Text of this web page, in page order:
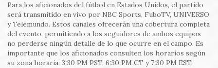
Para los aficionados del fútbol en Estados Unidos, el partido
será transmitido en vivo por NBC Sports, FuboTV, UNIVERSO
y Telemundo. Estos canales ofrecerán una cobertura completa
del evento, permitiendo a los seguidores de ambos equipos
no perderse ningún detalle de lo que ocurre en el campo. Es
importante que los aficionados consulten los horarios según
su zona horaria: 3:30 PM PST, 6:30 PM CT y 7:30 PM EST.